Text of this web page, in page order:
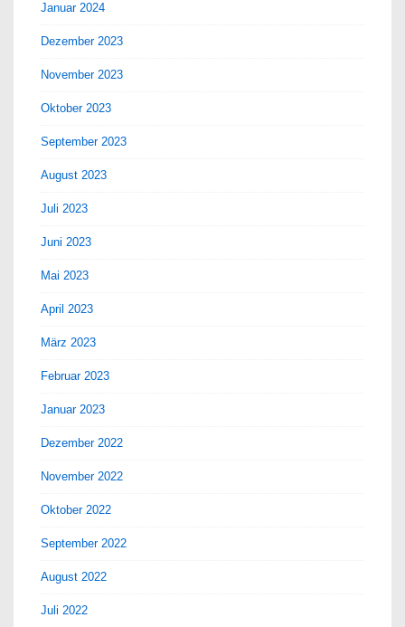
Januar 2024
Dezember 2023
November 2023
Oktober 2023
September 2023
August 2023
Juli 2023
Juni 2023
Mai 2023
April 2023
März 2023
Februar 2023
Januar 2023
Dezember 2022
November 2022
Oktober 2022
September 2022
August 2022
Juli 2022